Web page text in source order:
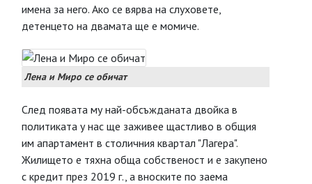
имена за него. Ако се вярва на слуховете,
детенцето на двамата ще е момиче.
Лена и Миро се обичат
След появата му най-обсъжданата двойка в
политиката у нас ще заживее щастливо в общия
им апартамент в столичния квартал "Лагера".
Жилището е тяхна обща собственост и е закупено
с кредит през 2019 г., а вноските по заема